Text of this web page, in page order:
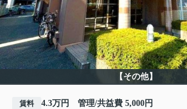
【その他】
賃料 4.3万円 管理/共益費 5,000円